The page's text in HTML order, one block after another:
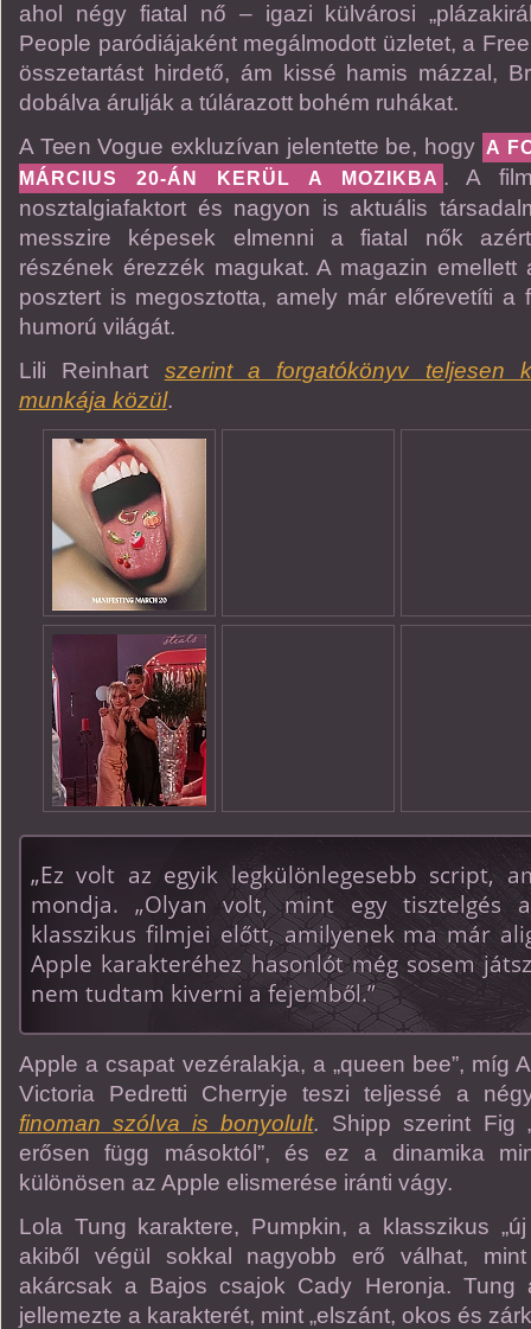
ahol négy fiatal nő – igazi külvárosi
People paródiájaként megálmodott üzletet, a
összetartást hirdető, ám kissé hamis mázzal,
dobálva árulják a túlárazott bohém ruhákat.
A Teen Vogue exkluzívan jelentette be, hogy A
MÁRCIUS 20-ÁN KERÜL A MOZIKBA . A
nosztalgiafaktort és nagyon is aktuális
messzire képesek elmenni a fiatal nők
részének érezzék magukat. A magazin emellett
posztert is megosztotta, amely már előrevetíti a
humorú világát.
Lili Reinhart szerint a forgatókönyv teljesen
munkája közül.
„Ez volt az egyik legkülönlegesebb script,
mondja. „Olyan volt, mint egy tisztelgés
klasszikus filmjei előtt, amilyenek ma már
Apple karakteréhez hasonlót még sosem
nem tudtam kiverni a fejemből.”
Apple a csapat vezéralakja, a „queen bee”, míg
Victoria Pedretti Cherryje teszi teljessé a
finoman szólva is bonyolult. Shipp szerint Fig
erősen függ másoktól”, és ez a dinamika
különösen az Apple elismerése iránti vágy.
Lola Tung karaktere, Pumpkin, a klasszikus
akiből végül sokkal nagyobb erő válhat,
akárcsak a Bajos csajok Cady Heronja. Tung
jellemezte a karakterét, mint „elszánt, okos és